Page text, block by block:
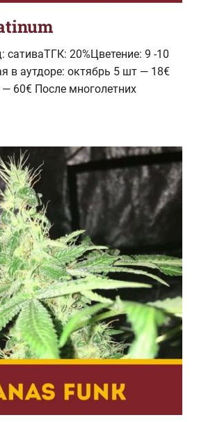
сативаТГК: 20%Цветение: 9 -10
в аутдоре: октябрь 5 шт — 18€
60€ После многолетних